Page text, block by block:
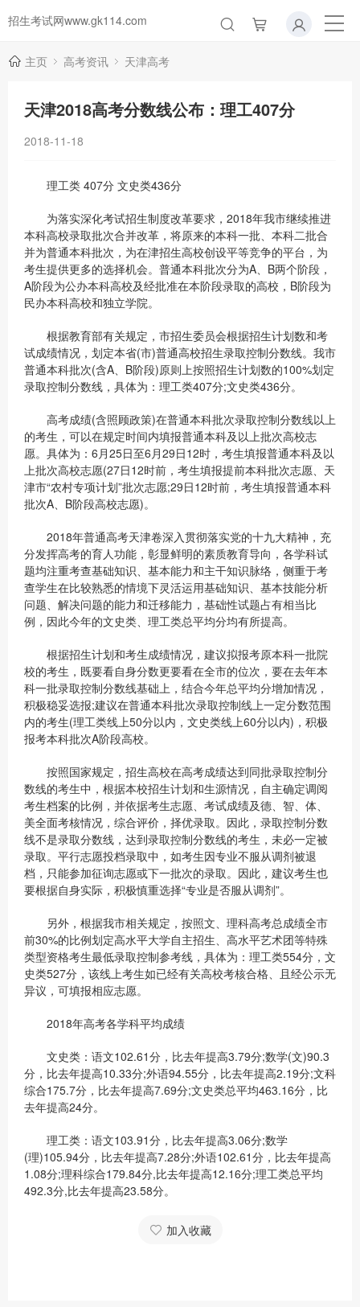
招生考试网www.gk114.com
主页 高考资讯 天津高考
天津2018高考分数线公布：理工407分
2018-11-18
理工类 407分 文史类436分
为落实深化考试招生制度改革要求，2018年我市继续推进
本科高校录取批次合并改革，将原来的本科一批、本科二批合
并为普通本科批次，为在津招生高校创设平等竞争的平台，为
考生提供更多的选择机会。普通本科批次分为A、B两个阶段，
A阶段为公办本科高校及经批准在本阶段录取的高校，B阶段为
民办本科高校和独立学院。
根据教育部有关规定，市招生委员会根据招生计划数和考
试成绩情况，划定本省(市)普通高校招生录取控制分数线。我市
普通本科批次(含A、B阶段)原则上按照招生计划数的100%划定
录取控制分数线，具体为：理工类407分;文史类436分。
高考成绩(含照顾政策)在普通本科批次录取控制分数线以上
的考生，可以在规定时间内填报普通本科及以上批次高校志
愿。具体为：6月25日至6月29日12时，考生填报普通本科及以
上批次高校志愿(27日12时前，考生填报提前本科批次志愿、天
津市“农村专项计划”批次志愿;29日12时前，考生填报普通本科
批次A、B阶段高校志愿)。
2018年普通高考天津卷深入贯彻落实党的十九大精神，充
分发挥高考的育人功能，彰显鲜明的素质教育导向，各学科试
题均注重考查基础知识、基本能力和主干知识脉络，侧重于考
查学生在比较熟悉的情境下灵活运用基础知识、基本技能分析
问题、解决问题的能力和迁移能力，基础性试题占有相当比
例，因此今年的文史类、理工类总平均分均有所提高。
根据招生计划和考生成绩情况，建议拟报考原本科一批院
校的考生，既要看自身分数更要看在全市的位次，要在去年本
科一批录取控制分数线基础上，结合今年总平均分增加情况，
积极稳妥选报;建议在普通本科批次录取控制线上一定分数范围
内的考生(理工类线上50分以内，文史类线上60分以内)，积极
报考本科批次A阶段高校。
按照国家规定，招生高校在高考成绩达到同批录取控制分
数线的考生中，根据本校招生计划和生源情况，自主确定调阅
考生档案的比例，并依据考生志愿、考试成绩及德、智、体、
美全面考核情况，综合评价，择优录取。因此，录取控制分数
线不是录取分数线，达到录取控制分数线的考生，未必一定被
录取。平行志愿投档录取中，如考生因专业不服从调剂被退
档，只能参加征询志愿或下一批次的录取。因此，建议考生也
要根据自身实际，积极慎重选择“专业是否服从调剂”。
另外，根据我市相关规定，按照文、理科高考总成绩全市
前30%的比例划定高水平大学自主招生、高水平艺术团等特殊
类型资格考生最低录取控制参考线，具体为：理工类554分，文
史类527分，该线上考生如已经有关高校考核合格、且经公示无
异议，可填报相应志愿。
2018年高考各学科平均成绩
文史类：语文102.61分，比去年提高3.79分;数学(文)90.3
分，比去年提高10.33分;外语94.55分，比去年提高2.19分;文科
综合175.7分，比去年提高7.69分;文史类总平均463.16分，比
去年提高24分。
理工类：语文103.91分，比去年提高3.06分;数学
(理)105.94分，比去年提高7.28分;外语102.61分，比去年提高
1.08分;理科综合179.84分,比去年提高12.16分;理工类总平均
492.3分,比去年提高23.58分。
加入收藏